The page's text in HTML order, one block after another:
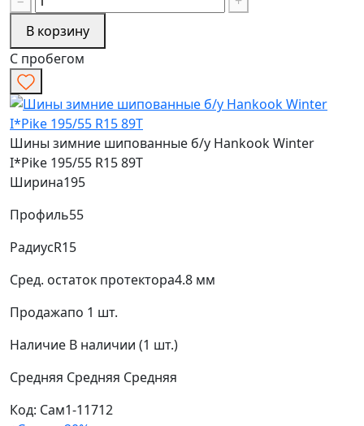
В корзину
С пробегом
Шины зимние шипованные б/у Hankook Winter
I*Pike 195/55 R15 89T
Ширина195
Профиль55
РадиусR15
Сред. остаток протектора4.8 мм
Продажапо 1 шт.
Наличие В наличии (1 шт.)
Средняя Средняя Средняя
Код: Сам1-11712